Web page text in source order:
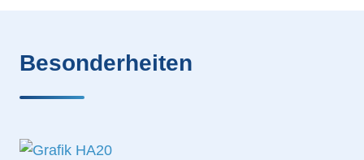
Besonderheiten